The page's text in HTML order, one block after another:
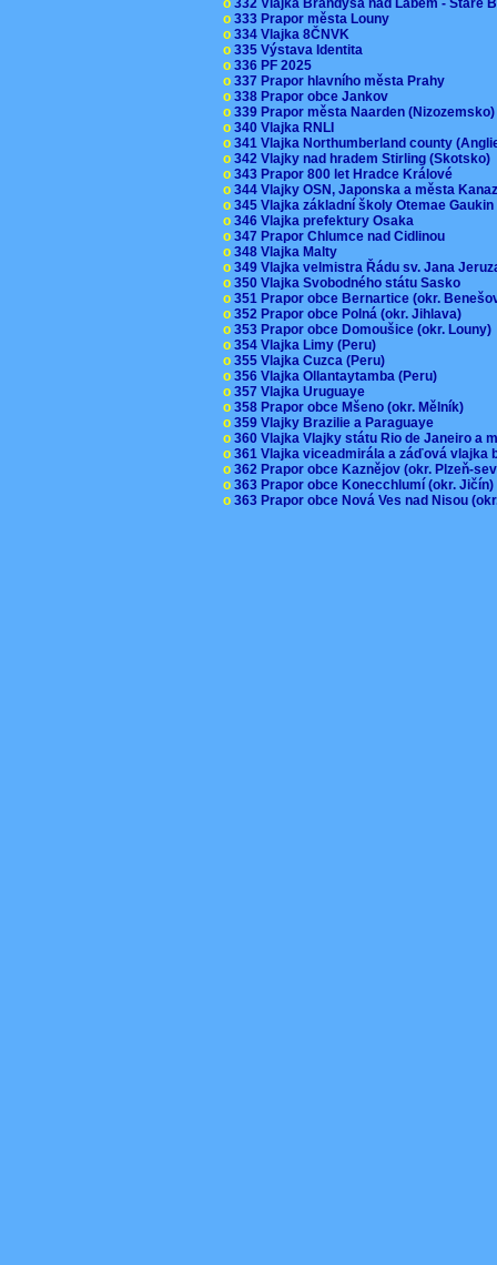
o 333 Prapor města Louny
o 334 Vlajka 8ČNVK
o 335 Výstava Identita
o 336 PF 2025
o 337 Prapor hlavního města Prahy
o 338 Prapor obce Jankov
o 339 Prapor města Naarden
o 340 Vlajka RNLI
o 341 Vlajka Northumberland county
o 342 Vlajky nad hradem Stirling (Skotsko)
o 343 Prapor 800 let Hradce Králové
o 344 Vlajky OSN, Japonska a města
o 345 Vlajka základní školy Otemae
o 346 Vlajka prefektury Osaka
o 347 Prapor Chlumce nad Cidlinou
o 348 Vlajka Malty
o 349 Vlajka velmistra Řádu sv. Jana
o 350 Vlajka Svobodného státu Sasko
o 351 Prapor obce Bernartice (okr.
o 352 Prapor obce Polná (okr. Jihlava)
o 353 Prapor obce Domoušice (okr. Louny)
o 354 Vlajka Limy (Peru)
o 355 Vlajka Cuzca (Peru)
o 356 Vlajka Ollantaytamba (Peru)
o 357 Vlajka Uruguaye
o 358 Prapor obce Mšeno (okr. Mělník)
o 359 Vlajky Brazilie a Paraguaye
o 360 Vlajka Vlajky státu Rio de Janeiro a
o 361 Vlajka viceadmirála a záďová
o 362 Prapor obce Kaznějov (okr. Plzeň-
o 363 Prapor obce Konecchlumí (okr.
o 363 Prapor obce Nová Ves nad Nisou